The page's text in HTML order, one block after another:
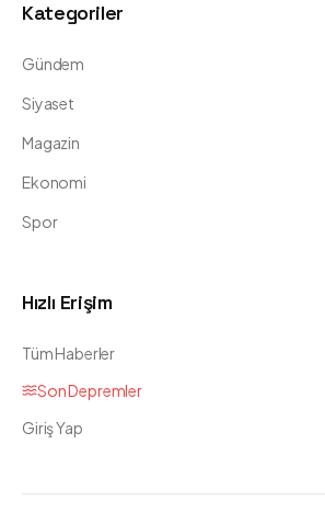
Kategoriler
Gündem
Siyaset
Magazin
Ekonomi
Spor
Hızlı Erişim
Tüm Haberler
Son Depremler
Giriş Yap